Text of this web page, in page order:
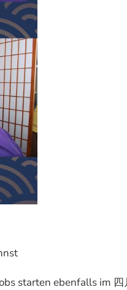
starten ebenfalls im 四